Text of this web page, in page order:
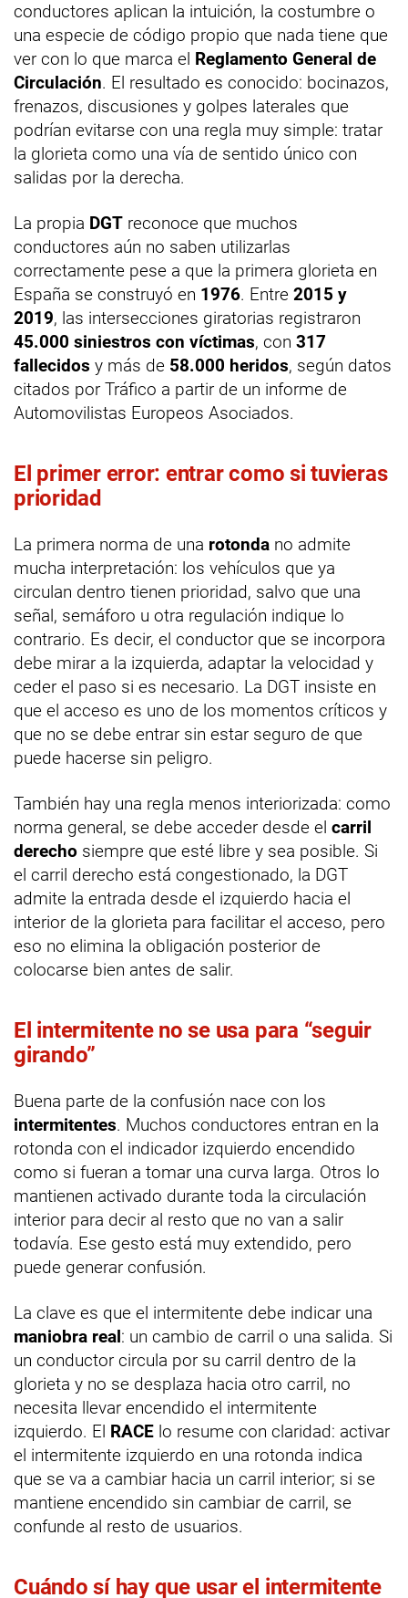
conductores aplican la intuición, la costumbre o
una especie de código propio que nada tiene que
ver con lo que marca el Reglamento General de
Circulación. El resultado es conocido: bocinazos,
frenazos, discusiones y golpes laterales que
podrían evitarse con una regla muy simple: tratar
la glorieta como una vía de sentido único con
salidas por la derecha.
La propia DGT reconoce que muchos
conductores aún no saben utilizarlas
correctamente pese a que la primera glorieta en
España se construyó en 1976. Entre 2015 y
2019, las intersecciones giratorias registraron
45.000 siniestros con víctimas, con 317
fallecidos y más de 58.000 heridos, según datos
citados por Tráfico a partir de un informe de
Automovilistas Europeos Asociados.
El primer error: entrar como si tuvieras
prioridad
La primera norma de una rotonda no admite
mucha interpretación: los vehículos que ya
circulan dentro tienen prioridad, salvo que una
señal, semáforo u otra regulación indique lo
contrario. Es decir, el conductor que se incorpora
debe mirar a la izquierda, adaptar la velocidad y
ceder el paso si es necesario. La DGT insiste en
que el acceso es uno de los momentos críticos y
que no se debe entrar sin estar seguro de que
puede hacerse sin peligro.
También hay una regla menos interiorizada: como
norma general, se debe acceder desde el carril
derecho siempre que esté libre y sea posible. Si
el carril derecho está congestionado, la DGT
admite la entrada desde el izquierdo hacia el
interior de la glorieta para facilitar el acceso, pero
eso no elimina la obligación posterior de
colocarse bien antes de salir.
El intermitente no se usa para “seguir
girando”
Buena parte de la confusión nace con los
intermitentes. Muchos conductores entran en la
rotonda con el indicador izquierdo encendido
como si fueran a tomar una curva larga. Otros lo
mantienen activado durante toda la circulación
interior para decir al resto que no van a salir
todavía. Ese gesto está muy extendido, pero
puede generar confusión.
La clave es que el intermitente debe indicar una
maniobra real: un cambio de carril o una salida. Si
un conductor circula por su carril dentro de la
glorieta y no se desplaza hacia otro carril, no
necesita llevar encendido el intermitente
izquierdo. El RACE lo resume con claridad: activar
el intermitente izquierdo en una rotonda indica
que se va a cambiar hacia un carril interior; si se
mantiene encendido sin cambiar de carril, se
confunde al resto de usuarios.
Cuándo sí hay que usar el intermitente